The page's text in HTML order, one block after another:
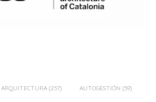
ARQUITECTURA (257) AUTOGESTIÓN (59)